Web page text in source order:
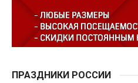
ПРАЗДНИКИ РОССИИ